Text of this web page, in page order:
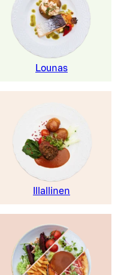
Lounas
Illallinen